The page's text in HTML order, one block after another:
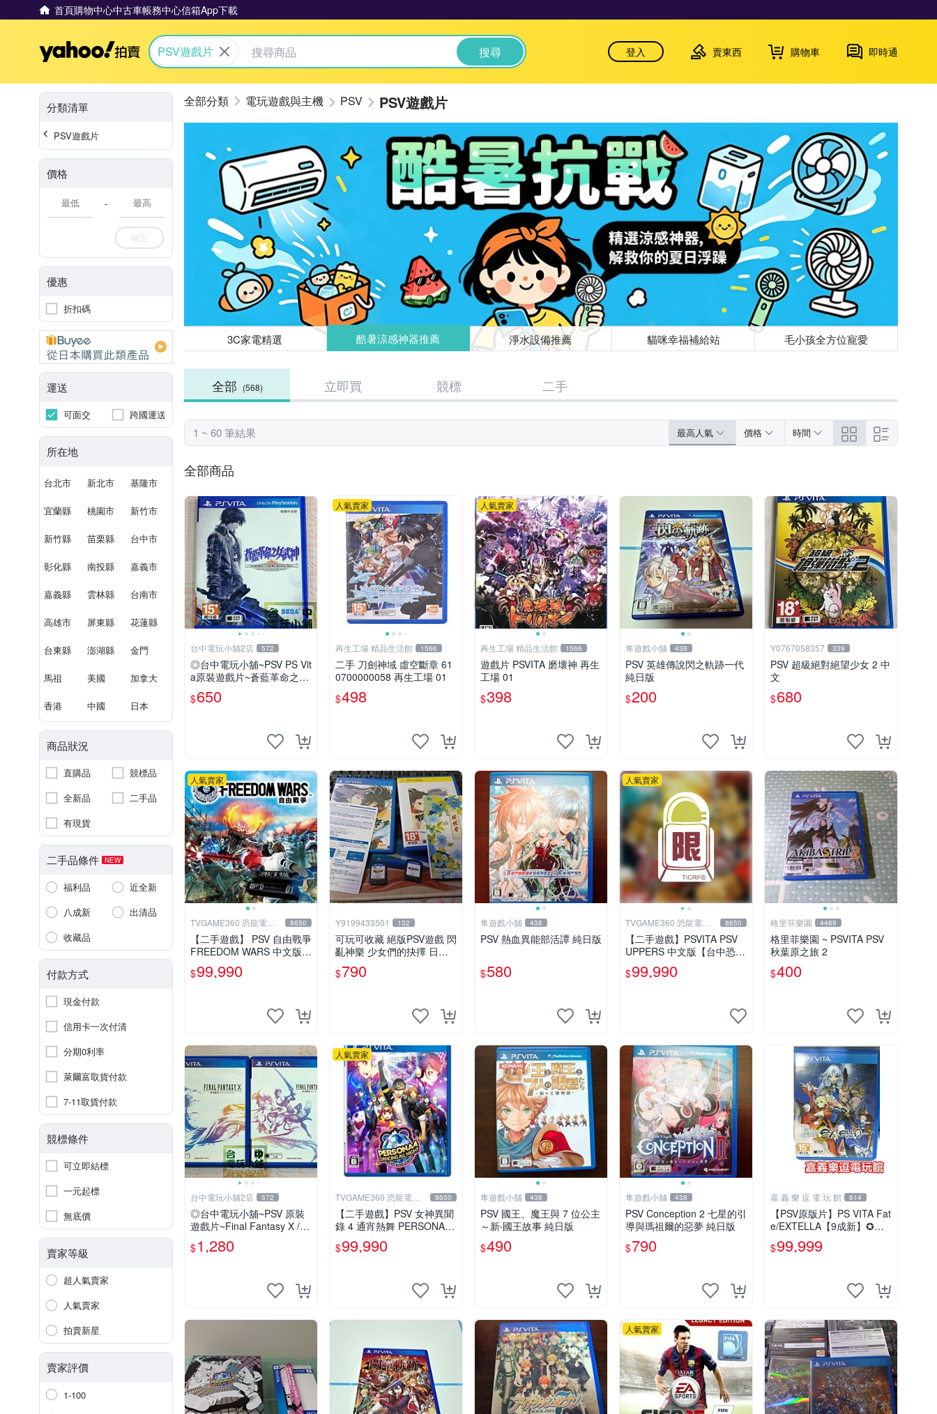
首頁購物中心中古車帳務中心信箱App下載
Yahoo拍賣
PSV遊戲片 搜尋 登入 賣東西 購物車 即時通
分類清單
PSV遊戲片
價格
-
確定
優惠
折扣碼
運送
可面交 跨國運送
所在地
台北市 新北市 基隆市
宜蘭縣 桃園市 新竹市
新竹縣 苗栗縣 台中市
彰化縣 南投縣 嘉義市
嘉義縣 雲林縣 台南市
高雄市 屏東縣 花蓮縣
台東縣 澎湖縣 金門
馬祖 美國 加拿大
香港 中國 日本
商品狀況
直購品
競標品
全新品
二手品
有現貨
二手品條件 NEW
福利品
近全新
八成新
出清品
收藏品
付款方式
現金付款
信用卡一次付清
分期0利率
萊爾富取貨付款
7-11取貨付款
競標條件
可立即結標
一元起標
無底價
賣家等級
超人氣賣家
人氣賣家
拍賣新星
賣家評價
1-100
電玩遊戲與主機 PSV PSV遊戲片
3C家電精選 酷暑涼感神器推薦 淨水設備推薦 貓咪幸福補給站 毛小孩全方位寵愛
全部 (568) 立即買 競標 二手
1 ~ 60 筆結果 最高人氣 價格 時間
全部商品
台中電玩小舖2店 572
◎台中電玩小舖~PSV PS Vit
a原裝遊戲片~蒼藍革命之女
武神 中文版 中文版 ~650
$650
人氣賣家
再生工場 精品生活館 1566
二手 刀劍神域 虛空斷章 61
0700000058 再生工場 01
$498
人氣賣家
再生工場 精品生活館 1566
遊戲片 PSVITA 磨壞神 再生
工場 01
$398
隼遊戲小舖 438
PSV 英雄傳說閃之軌跡一代
純日版
$200
Y0767058357 339
PSV 超級絕對絕望少女 2 中
文
$680
人氣賣家
TVGAME360 恐龍電玩- 8650
【二手遊戲】 PSV 自由戰爭
FREEDOM WARS 中文版
【台中恐龍電玩】
$99,990
Y9199433501 132
可玩可收藏 絕版PSV遊戲 閃
亂神樂 少女們的抉擇 日文
版790 中文版890
$790
隼遊戲小舖 438
PSV 熱血異能部活譚 純日版
$580
人氣賣家
TVGAME360 恐龍電玩- 8650
【二手遊戲】PSVITA PSV
UPPERS 中文版【台中恐龍
電玩】
$99,990
格里菲樂園 4489
格里菲樂園 ~ PSVITA PSV
秋葉原之旅 2
$400
台中電玩小舖2店 572
◎台中電玩小舖~PSV 原裝
遊戲片~Final Fantasy X / X-
2 HD 太空戰士 10 / 10-2
$1,280
人氣賣家
TVGAME360 恐龍電玩- 8650
【二手遊戲】PSV 女神異聞
錄 4 通宵熱舞 PERSONA 4
DANCING ALL NIGHT 日文
版 台中恐龍
$99,990
隼遊戲小舖 438
PSV 國王、魔王與 7 位公主
～新‧國王故事 純日版
$490
隼遊戲小舖 438
PSV Conception 2 七星的引
導與瑪祖爾的惡夢 純日版
$790
嘉 義 樂 逗 電 玩 館 614
【PSV原版片】PS VITA Fat
e/EXTELLA【9成新】✪中
文中古二手✪嘉義樂逗電玩
館
$99,999
人氣賣家